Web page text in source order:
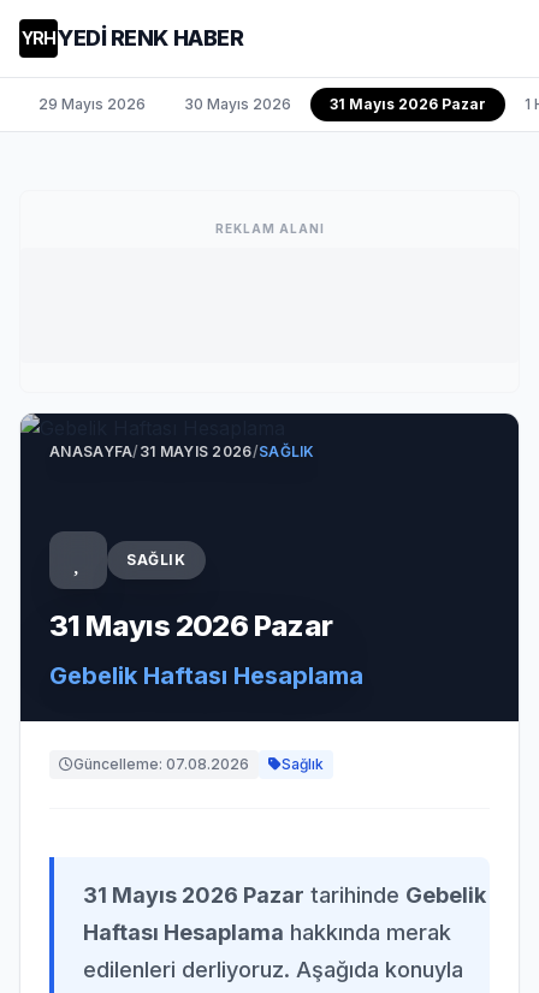
YRHYEDİ RENK HABER
29 Mayıs 2026 30 Mayıs 2026 31 Mayıs 2026 Pazar 1
REKLAM ALANI
ANASAYFA/31 MAYIS 2026/SAĞLIK
SAĞLIK
31 Mayıs 2026 Pazar
Gebelik Haftası Hesaplama
Güncelleme: 07.08.2026 Sağlık
31 Mayıs 2026 Pazar tarihinde Gebelik
Haftası Hesaplama hakkında merak
edilenleri derliyoruz. Aşağıda konuyla